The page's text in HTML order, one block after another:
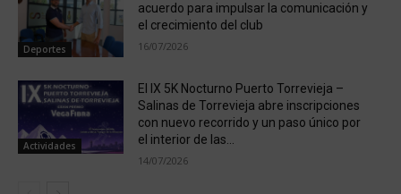
Deportes
acuerdo para impulsar la comunicación y
el crecimiento del club
16/07/2026
Actividades
El IX 5K Nocturno Puerto Torrevieja –
Salinas de Torrevieja abre inscripciones
con nuevo recorrido y un paso único por
el interior de las...
14/07/2026